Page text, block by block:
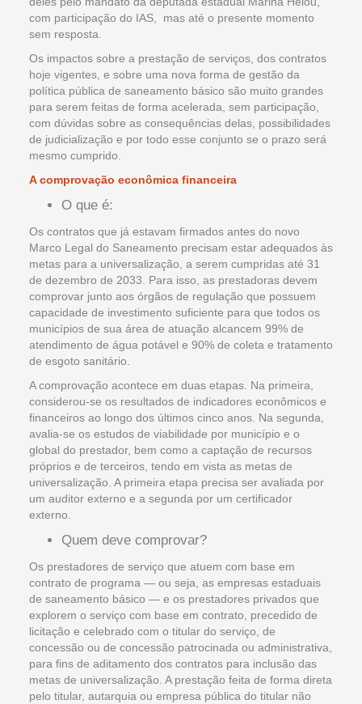
com participação do IAS, mas até o presente momento
sem resposta.
Os impactos sobre a prestação de serviços, dos contratos
hoje vigentes, e sobre uma nova forma de gestão da
política pública de saneamento básico são muito grandes
para serem feitas de forma acelerada, sem participação,
com dúvidas sobre as consequências delas, possibilidades
de judicialização e por todo esse conjunto se o prazo será
mesmo cumprido.
A comprovação econômica financeira
O que é:
Os contratos que já estavam firmados antes do novo
Marco Legal do Saneamento precisam estar adequados às
metas para a universalização, a serem cumpridas até 31
de dezembro de 2033. Para isso, as prestadoras devem
comprovar junto aos órgãos de regulação que possuem
capacidade de investimento suficiente para que todos os
municípios de sua área de atuação alcancem 99% de
atendimento de água potável e 90% de coleta e tratamento
de esgoto sanitário.
A comprovação acontece em duas etapas. Na primeira,
considerou-se os resultados de indicadores econômicos e
financeiros ao longo dos últimos cinco anos. Na segunda,
avalia-se os estudos de viabilidade por município e o
global do prestador, bem como a captação de recursos
próprios e de terceiros, tendo em vista as metas de
universalização. A primeira etapa precisa ser avaliada por
um auditor externo e a segunda por um certificador
externo.
Quem deve comprovar?
Os prestadores de serviço que atuem com base em
contrato de programa — ou seja, as empresas estaduais
de saneamento básico — e os prestadores privados que
explorem o serviço com base em contrato, precedido de
licitação e celebrado com o titular do serviço, de
concessão ou de concessão patrocinada ou administrativa,
para fins de aditamento dos contratos para inclusão das
metas de universalização. A prestação feita de forma direta
pelo titular, autarquia ou empresa pública do titular não